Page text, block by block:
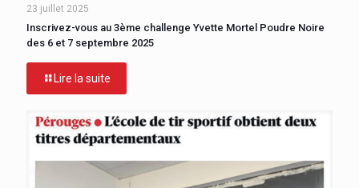
23 juillet 2025
Inscrivez-vous au 3ème challenge Yvette Mortel Poudre Noire
des 6 et 7 septembre 2025
Lire la suite